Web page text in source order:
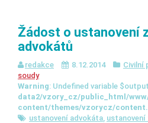
Žádost o ustanovení
advokátů
redakce 8.12.2014 Civilní
soudy
Warning: Undefined variable
data2/vzory_cz/public_html/
content/themes/vzorycz/
ustanovení advokáta,